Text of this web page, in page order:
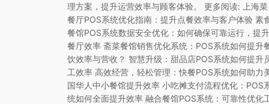
理方案，提升运营效率与顾客体验。 更多阅读: 上海菜
餐厅POS系统优化指南：提升点餐效率与客户体验 素
餐馆POS系统数据安全优化：如何确保可靠运行，提升
餐厅效率 斋菜餐馆销售优化系统：POS系统如何提升
饮效率与营收？ 智慧升级：甜品店POS系统如何提升
工效率 高效经营，轻松管理：快餐POS系统如何助力
国华人中小餐馆提升效率 小吃摊支付流程优化：POS
统如何全面提升效率 融合餐馆POS系统：可靠性优化